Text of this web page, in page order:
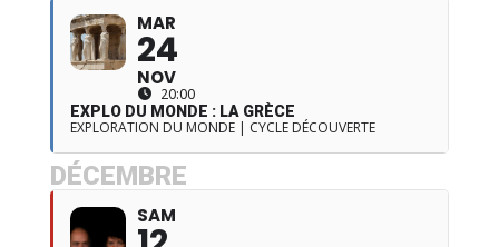
MAR
24
NOV
20:00
EXPLO DU MONDE : LA GRÈCE
EXPLORATION DU MONDE | CYCLE DÉCOUVERTE
DÉCEMBRE
SAM